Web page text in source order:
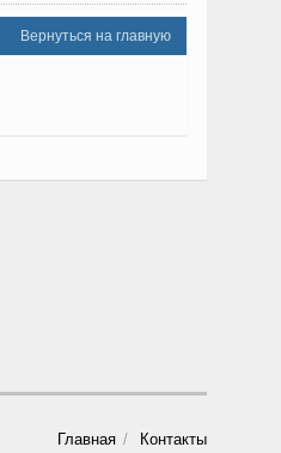
Вернуться на главную
Главная Контакты